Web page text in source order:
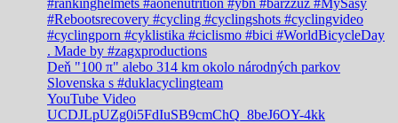
Deň "100 π" alebo 314 km okolo národných parkov
Slovenska s #duklacyclingteam
YouTube Video
UCDJLpUZg0i5FdIuSB9cmChQ_8beJ6OY-4kk